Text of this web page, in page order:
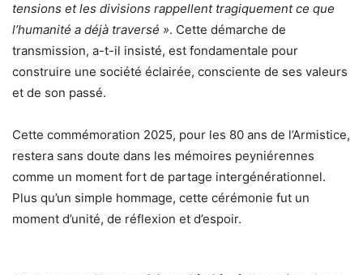
tensions et les divisions rappellent tragiquement ce que
l’humanité a déjà traversé ». Cette démarche de
transmission, a-t-il insisté, est fondamentale pour
construire une société éclairée, consciente de ses valeurs
et de son passé.
Cette commémoration 2025, pour les 80 ans de l’Armistice,
restera sans doute dans les mémoires peyniérennes
comme un moment fort de partage intergénérationnel.
Plus qu’un simple hommage, cette cérémonie fut un
moment d’unité, de réflexion et d’espoir.